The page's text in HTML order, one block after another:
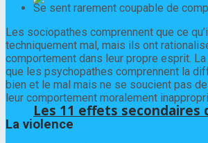
Les 11 effets secondaires
Se sent rarement coupable de
Les sociopathes comprennent que ce
techniquement mal, mais ils ont
comportement dans leur propre esprit.
que les psychopathes comprennent la
bien et le mal mais ne se soucient pas
leur comportement moralement
La violence